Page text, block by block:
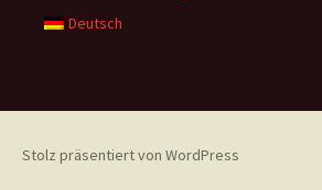
Deutsch
Stolz präsentiert von WordPress